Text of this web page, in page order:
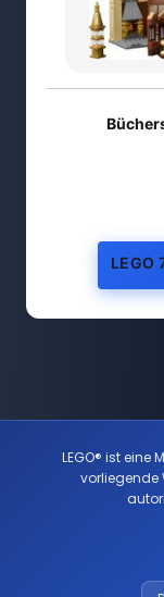
LEGO
LEGO® ist eine
vorliegende